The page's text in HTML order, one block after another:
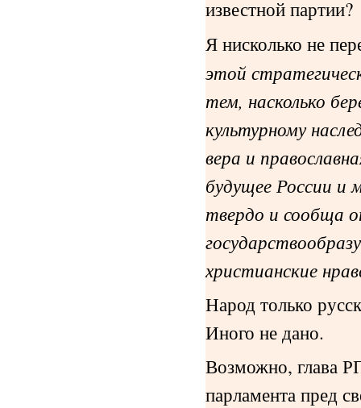
известной партии?
Я нисколько не
этой
тем, насколько
культурному
вера и
будущее России и
твердо и сообща
христианские
Народ только
Иного не дано.
Возможно, глава
парламента пред